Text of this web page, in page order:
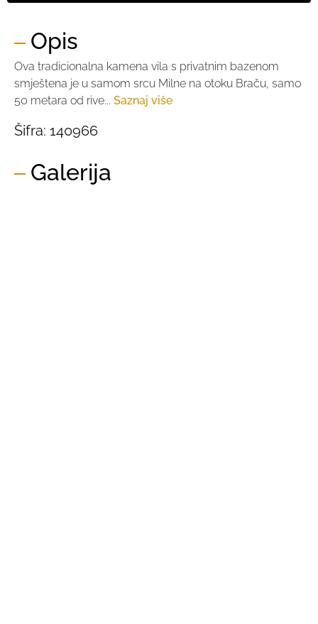
Opis
Ova tradicionalna kamena vila s privatnim bazenom
smještena je u samom srcu Milne na otoku Braču, samo
50 metara od rive... Saznaj više
Šifra: 140966
Galerija